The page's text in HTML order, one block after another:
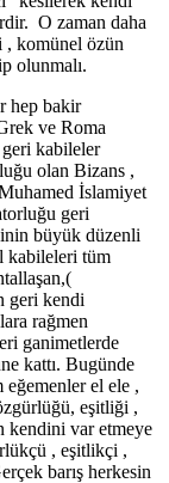
O zaman daha
komünel özün
olunmalı.
hep bakir
ve Roma
geri kabileler
olan Bizans ,
İslamiyet
geri
büyük düzenli
kabileleri tüm
geri kendi
rağmen
ganimetlerde
kattı. Bugünde
el ele ,
eşitliği ,
kendini var etmeye
, eşitlikçi ,
barış herkesin